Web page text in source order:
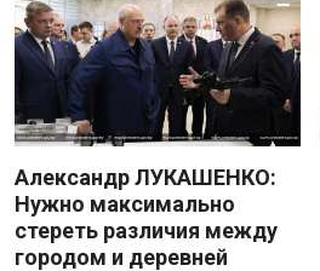
Александр ЛУКАШЕНКО:
Нужно максимально
стереть различия между
городом и деревней